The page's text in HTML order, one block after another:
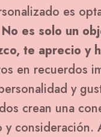
es
No es solo un
te aprecio y
en recuerdos
y
crean una
y consideración.